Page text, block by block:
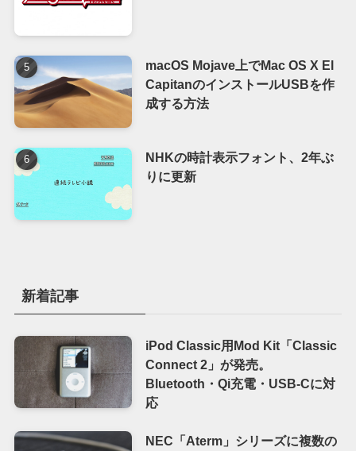
macOS Mojave上でMac OS X El
CapitanのインストールUSBを作
成する方法
NHKの時計表示フォント、2年ぶ
りに更新
新着記事
iPod Classic用Mod Kit「Classic
Connect 2」が発売。
Bluetooth・Qi充電・USB-Cに対
応
NEC「Aterm」シリーズに複数の